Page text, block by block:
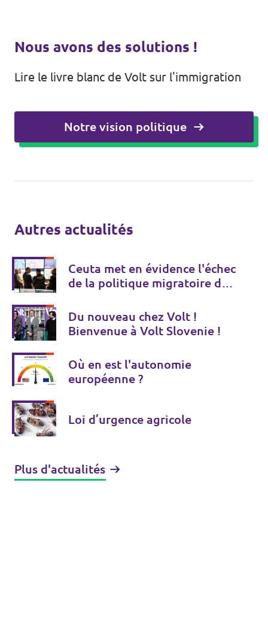
Nous avons des solutions !
Lire le livre blanc de Volt sur l'immigration
Notre vision politique
Autres actualités
Ceuta met en évidence l'échec
de la politique migratoire de
Du nouveau chez Volt !
Bienvenue à Volt Slovenie !
Où en est l'autonomie
européenne ?
Loi d’urgence agricole
Plus d'actualités